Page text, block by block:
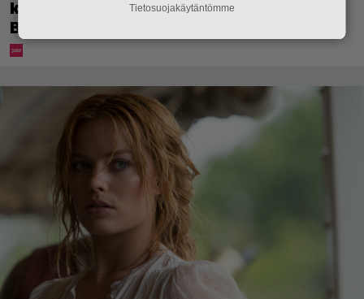
kulkee” – Susanna Penttilä suuntasi
Bangbussinsa Helsingin keskustaan
Tietosuojakäytäntömme